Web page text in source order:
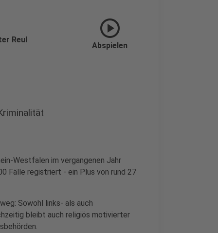
Reul
play_circle
Abspielen
Westfalen im vergangenen Jahr
Fälle registriert - ein Plus von rund 27
Sowohl links- als auch
bleibt auch religiös motivierter